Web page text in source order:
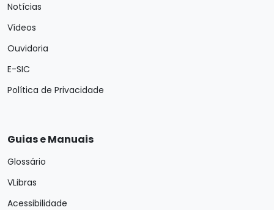
Notícias
Vídeos
Ouvidoria
E-SIC
Política de Privacidade
Guias e Manuais
Glossário
VLibras
Acessibilidade